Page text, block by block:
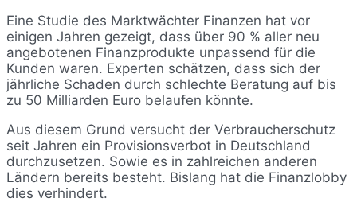
Eine Studie des Marktwächter Finanzen hat vor
einigen Jahren gezeigt, dass über 90 % aller neu
angebotenen Finanzprodukte unpassend für die
Kunden waren. Experten schätzen, dass sich der
jährliche Schaden durch schlechte Beratung auf bis
zu 50 Milliarden Euro belaufen könnte.
Aus diesem Grund versucht der Verbraucherschutz
seit Jahren ein Provisionsverbot in Deutschland
durchzusetzen. Sowie es in zahlreichen anderen
Ländern bereits besteht. Bislang hat die Finanzlobby
dies verhindert.